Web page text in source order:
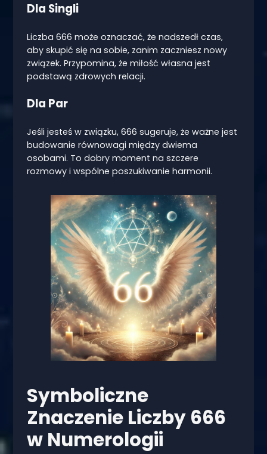
Dla Singli
Liczba 666 może oznaczać, że nadszedł czas,
aby skupić się na sobie, zanim zaczniesz nowy
związek. Przypomina, że miłość własna jest
podstawą zdrowych relacji.
Dla Par
Jeśli jesteś w związku, 666 sugeruje, że ważne jest
budowanie równowagi między dwiema
osobami. To dobry moment na szczere
rozmowy i wspólne poszukiwanie harmonii.
Symboliczne
Znaczenie Liczby 666
w Numerologii